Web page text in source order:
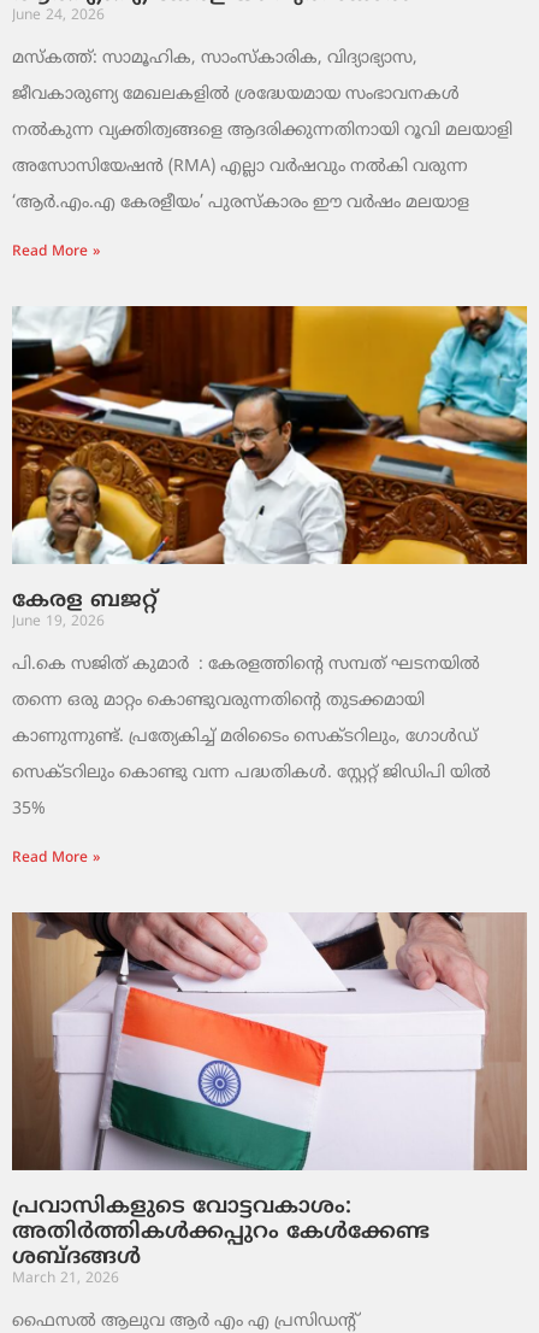
June 24, 2026
മസ്കത്ത്: സാമൂഹിക, സാംസ്‌കാരിക, വിദ്യാഭ്യാസ,
ജീവകാരുണ്യ മേഖലകളിൽ ശ്രദ്ധേയമായ സംഭാവനകൾ
നൽകുന്ന വ്യക്തിത്വങ്ങളെ ആദരിക്കുന്നതിനായി റൂവി മലയാളി
അസോസിയേഷൻ (RMA) എല്ലാ വർഷവും നൽകി വരുന്ന
‘ആർ.എം.എ കേരളീയം’ പുരസ്‌കാരം ഈ വർഷം മലയാള
Read More »
കേരള ബജറ്റ്
June 19, 2026
പി.കെ സജിത് കുമാര്‍ : കേരളത്തിന്റെ സമ്പത് ഘടനയിൽ
തന്നെ ഒരു മാറ്റം കൊണ്ടുവരുന്നതിന്റെ തുടക്കമായി
കാണുന്നുണ്ട്. പ്രത്യേകിച്ച് മരിടൈം സെക്ടറിലും, ഗോൾഡ്
സെക്ടറിലും കൊണ്ടു വന്ന പദ്ധതികൾ. സ്റ്റേറ്റ് ജിഡിപി യിൽ
35%
Read More »
പ്രവാസികളുടെ വോട്ടവകാശം:
അതിർത്തികൾക്കപ്പുറം കേൾക്കേണ്ട
ശബ്ദങ്ങൾ
March 21, 2026
ഫൈസൽ ആലുവ ആർ എം എ പ്രസിഡന്റ്